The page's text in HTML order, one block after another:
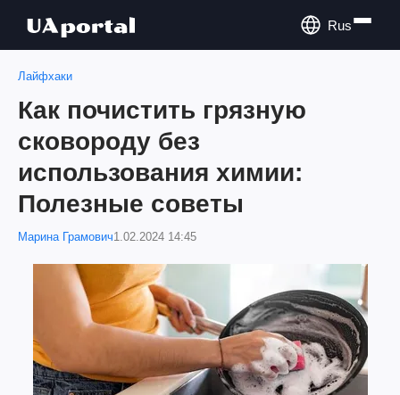
Rus
Лайфхаки
Как почистить грязную
сковороду без
использования химии:
Полезные советы
Марина Грамович1.02.2024 14:45